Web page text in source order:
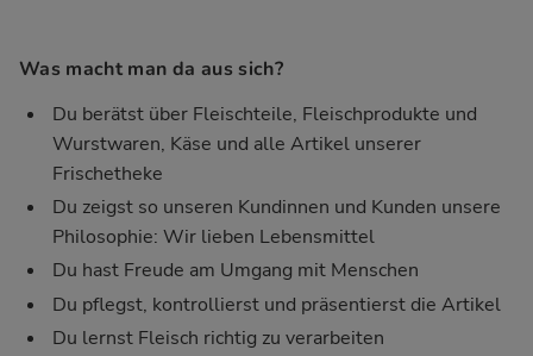
Was macht man da aus sich?
Du berätst über Fleischteile, Fleischprodukte und
Wurstwaren, Käse und alle Artikel unserer
Frischetheke
Du zeigst so unseren Kundinnen und Kunden unsere
Philosophie: Wir lieben Lebensmittel
Du hast Freude am Umgang mit Menschen
Du pflegst, kontrollierst und präsentierst die Artikel
Du lernst Fleisch richtig zu verarbeiten